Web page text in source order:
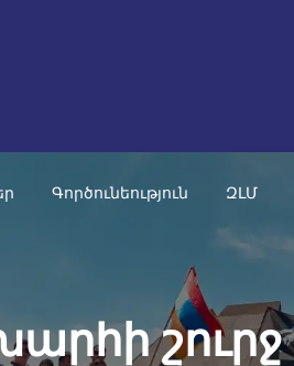
Գործունեություն ԶԼՄ
շուրջ